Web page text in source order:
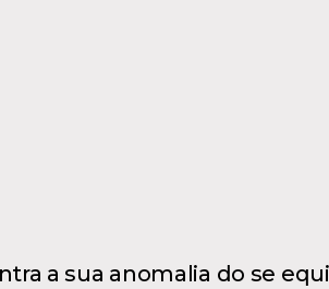
a sua anomalia do se